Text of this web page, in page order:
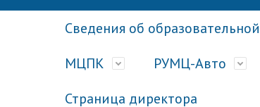
Сведения об
МЦПК РУМЦ-Авто
Страница директора